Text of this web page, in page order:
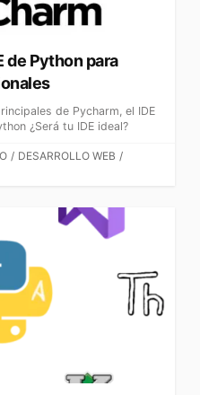
de Python para
de Pycharm, el IDE
¿Será tu IDE ideal?
/ DESARROLLO WEB /